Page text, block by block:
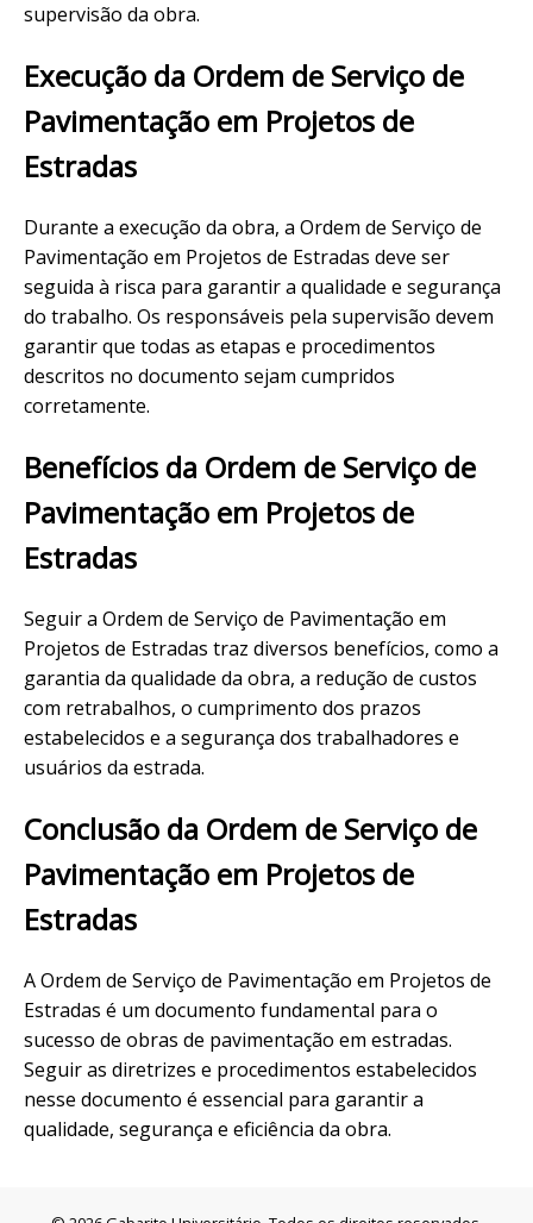
supervisão da obra.
Execução da Ordem de Serviço de
Pavimentação em Projetos de
Estradas
Durante a execução da obra, a Ordem de Serviço de
Pavimentação em Projetos de Estradas deve ser
seguida à risca para garantir a qualidade e segurança
do trabalho. Os responsáveis pela supervisão devem
garantir que todas as etapas e procedimentos
descritos no documento sejam cumpridos
corretamente.
Benefícios da Ordem de Serviço de
Pavimentação em Projetos de
Estradas
Seguir a Ordem de Serviço de Pavimentação em
Projetos de Estradas traz diversos benefícios, como a
garantia da qualidade da obra, a redução de custos
com retrabalhos, o cumprimento dos prazos
estabelecidos e a segurança dos trabalhadores e
usuários da estrada.
Conclusão da Ordem de Serviço de
Pavimentação em Projetos de
Estradas
A Ordem de Serviço de Pavimentação em Projetos de
Estradas é um documento fundamental para o
sucesso de obras de pavimentação em estradas.
Seguir as diretrizes e procedimentos estabelecidos
nesse documento é essencial para garantir a
qualidade, segurança e eficiência da obra.